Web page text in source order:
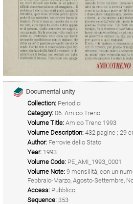
Documental unity
Collection: Periodici
Category: 06. Amico Treno
Volume Title: Amico Treno 1993
Volume Description: 432 pagine ; 29
Author: Ferrovie dello Stato
Year: 1993
Volume Code: PE_AMI_1993_0001
Volume Note: 9 mensilità, con un
Febbraio-Marzo, Agosto-Settembre,
Access: Pubblico
Sequence: 353